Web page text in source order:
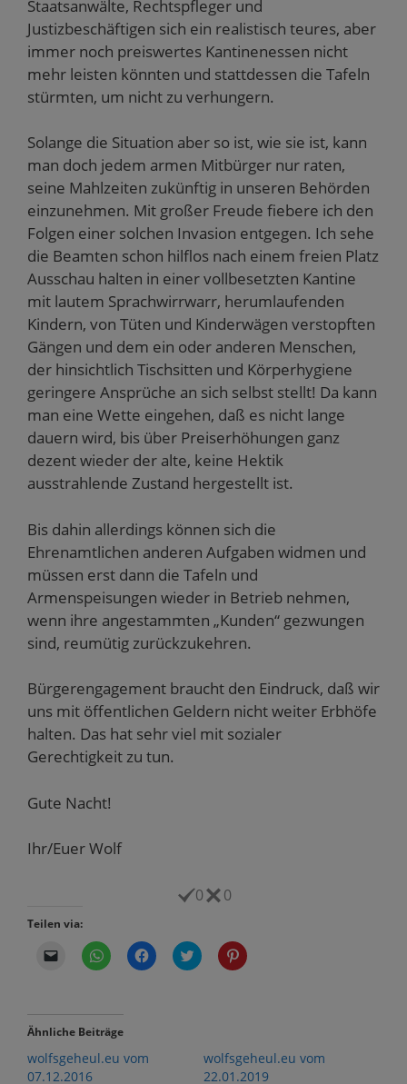
Staatsanwälte, Rechtspfleger und
Justizbeschäftigen sich ein realistisch teures, aber
immer noch preiswertes Kantinenessen nicht
mehr leisten könnten und stattdessen die Tafeln
stürmten, um nicht zu verhungern.
Solange die Situation aber so ist, wie sie ist, kann
man doch jedem armen Mitbürger nur raten,
seine Mahlzeiten zukünftig in unseren Behörden
einzunehmen. Mit großer Freude fiebere ich den
Folgen einer solchen Invasion entgegen. Ich sehe
die Beamten schon hilflos nach einem freien Platz
Ausschau halten in einer vollbesetzten Kantine
mit lautem Sprachwirrwarr, herumlaufenden
Kindern, von Tüten und Kinderwägen verstopften
Gängen und dem ein oder anderen Menschen,
der hinsichtlich Tischsitten und Körperhygiene
geringere Ansprüche an sich selbst stellt! Da kann
man eine Wette eingehen, daß es nicht lange
dauern wird, bis über Preiserhöhungen ganz
dezent wieder der alte, keine Hektik
ausstrahlende Zustand hergestellt ist.
Bis dahin allerdings können sich die
Ehrenamtlichen anderen Aufgaben widmen und
müssen erst dann die Tafeln und
Armenspeisungen wieder in Betrieb nehmen,
wenn ihre angestammten „Kunden“ gezwungen
sind, reumütig zurückzukehren.
Bürgerengagement braucht den Eindruck, daß wir
uns mit öffentlichen Geldern nicht weiter Erbhöfe
halten. Das hat sehr viel mit sozialer
Gerechtigkeit zu tun.
Gute Nacht!
Ihr/Euer Wolf
0 0
Teilen via:
e
,
m
e
K
l
e
,
m
K
l
K
l
K
l
u
f
Ähnliche Beiträge
wolfsgeheul.eu vom
07.12.2016
wolfsgeheul.eu vom
22.01.2019